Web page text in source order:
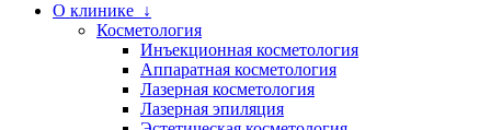
О клинике ↓
Косметология
Инъекционная косметология
Аппаратная косметология
Лазерная косметология
Лазерная эпиляция